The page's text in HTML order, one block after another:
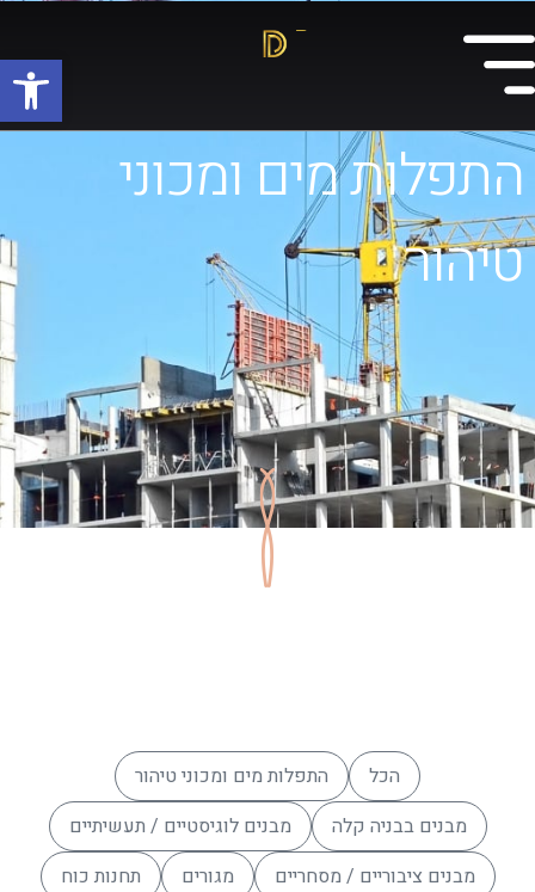
התפלות מים ומכוני
טיהור
הכל
התפלות מים ומכוני טיהור
מבנים בבניה קלה
מבנים לוגיסטיים / תעשיתיים
מבנים ציבוריים / מסחריים
מגורים תחנות כוח